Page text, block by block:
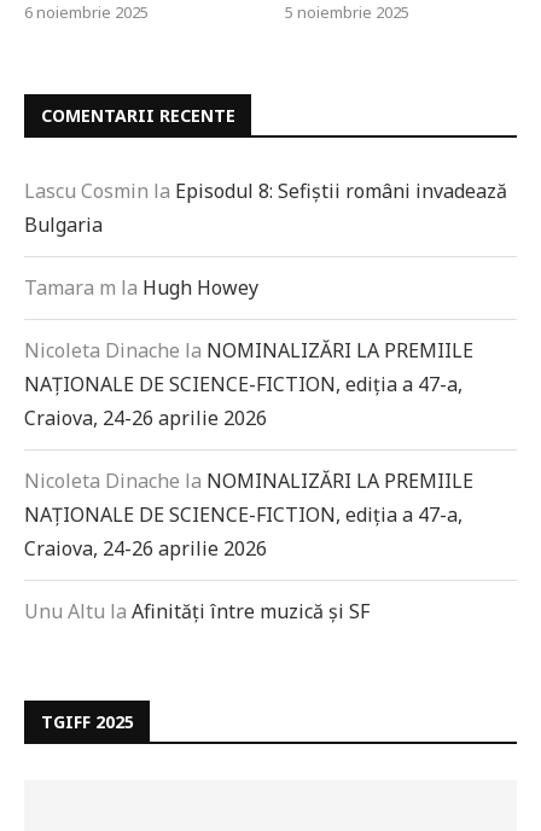
6 noiembrie 2025 5 noiembrie 2025
COMENTARII RECENTE
Lascu Cosmin la Episodul 8: Sefiștii români invadează
Bulgaria
Tamara m la Hugh Howey
Nicoleta Dinache la NOMINALIZĂRI LA PREMIILE
NAȚIONALE DE SCIENCE-FICTION, ediția a 47-a,
Craiova, 24-26 aprilie 2026
Nicoleta Dinache la NOMINALIZĂRI LA PREMIILE
NAȚIONALE DE SCIENCE-FICTION, ediția a 47-a,
Craiova, 24-26 aprilie 2026
Unu Altu la Afinități între muzică și SF
TGIFF 2025